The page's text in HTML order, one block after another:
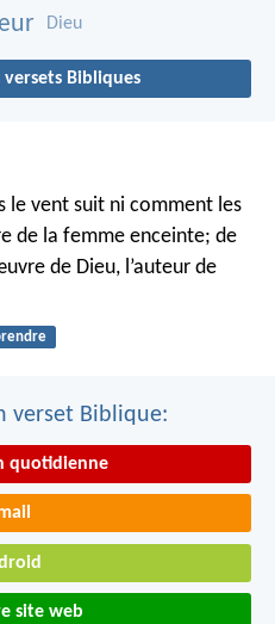
Dieu
versets Bibliques
le vent suit ni comment les
de la femme enceinte; de
de Dieu, l’auteur de
verset Biblique:
quotidienne
site web